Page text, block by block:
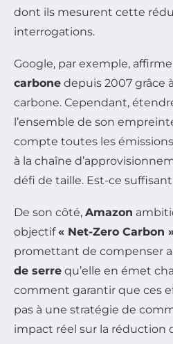
dont ils mesurent cette
interrogations.
Google, par exemple,
carbone depuis 2007 grâce
carbone. Cependant,
l’ensemble de son
compte toutes les
à la chaîne
défi de taille. Est-ce suffisant
De son côté, Amazon
objectif« Net-Zero Carbon
promettant de compenser
de serre qu’elle en émet
comment garantir que ces
pas à une stratégie de
impact réel sur la réduction